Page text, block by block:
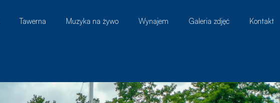
Tawerna Muzyka na żywo Wynajem Galeria zdjęć Kontakt